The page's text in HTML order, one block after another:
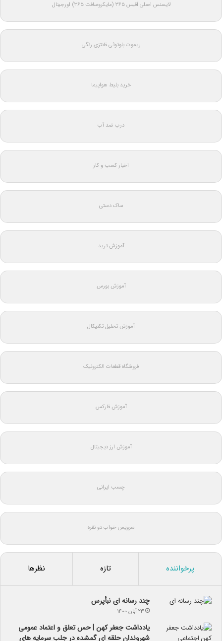
لایسنس اصلی آفیس ۳۶۵ (مایکروسافت ۳۶۵) اورجینال
ریموت بلوتوثی فانتزی رنگی
خرید بلیط هواپیما
درب ضد آب
اخبار کسب و کار
ساک دستی
آموزش ترید
آموزش بورس
آموزش تحلیل تکنیکال
فروشگاه قطعات الکترونیک
آموزش فارکس
آموزش ارز دیجیتال
چسب ایرانی
سرویس خواب دو نفره
پرخواننده تازه نظرها
چند رسانه ای نبأپرس
۲۳ آبان ۱۴۰۰
یادداشت جعفر کهن | حس تعلق و اعتماد عمومی
شهروندان حلقه ای گمشده در جلب سرمایه های